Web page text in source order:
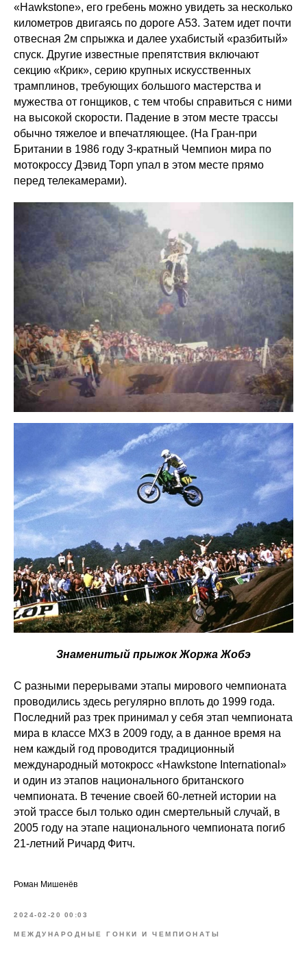
«Hawkstone», его гребень можно увидеть за несколько
километров двигаясь по дороге A53. Затем идет почти
отвесная 2м спрыжка и далее ухабистый «разбитый»
спуск. Другие известные препятствия включают
секцию «Крик», серию крупных искусственных
трамплинов, требующих большого мастерства и
мужества от гонщиков, с тем чтобы справиться с ними
на высокой скорости. Падение в этом месте трассы
обычно тяжелое и впечатляющее. (На Гран-при
Британии в 1986 году 3-кратный Чемпион мира по
мотокроссу Дэвид Торп упал в этом месте прямо
перед телекамерами).
Знаменитый прыжок Жоржа Жобэ
С разными перерывами этапы мирового чемпионата
проводились здесь регулярно вплоть до 1999 года.
Последний раз трек принимал у себя этап чемпионата
мира в классе МХ3 в 2009 году, а в данное время на
нем каждый год проводится традиционный
международный мотокросс «Hawkstone International»
и один из этапов национального британского
чемпионата. В течение своей 60-летней истории на
этой трассе был только один смертельный случай, в
2005 году на этапе национального чемпионата погиб
21-летний Ричард Фитч.
Роман Мишенёв
2024-02-20 00:03
МЕЖДУНАРОДНЫЕ ГОНКИ И ЧЕМПИОНАТЫ